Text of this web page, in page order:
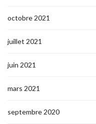
octobre 2021
juillet 2021
juin 2021
mars 2021
septembre 2020